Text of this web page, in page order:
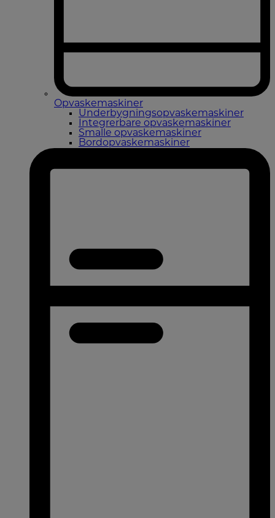
Opvaskemaskiner
Underbygningsopvaskemaskiner
Integrerbare opvaskemaskiner
Smalle opvaskemaskiner
Bordopvaskemaskiner